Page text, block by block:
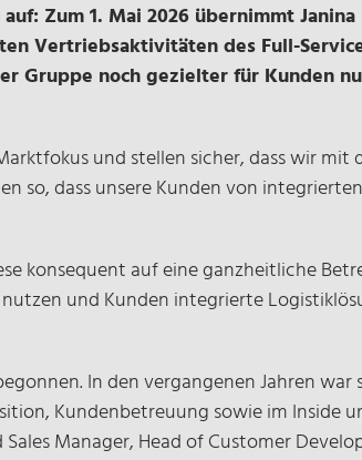
Zum 1. Mai 2026 übernimmt Janina
Vertriebsaktivitäten des Full-
Gruppe noch gezielter für Kunden
und stellen sicher, dass wir mit
so, dass unsere Kunden von integrierten
konsequent auf eine ganzheitliche
und Kunden integrierte
In den vergangenen Jahren war
Kundenbetreuung sowie im Inside
Manager, Head of Customer